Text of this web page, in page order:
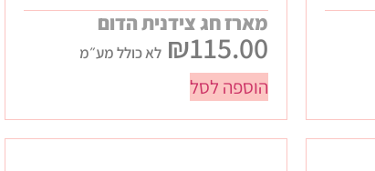
מארז חג צידנית הדום
₪115.00 לא כולל מע״מ
הוספה לסל